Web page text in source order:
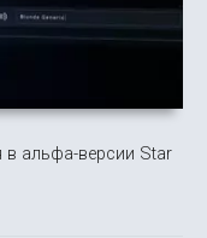
альфа-версии Star